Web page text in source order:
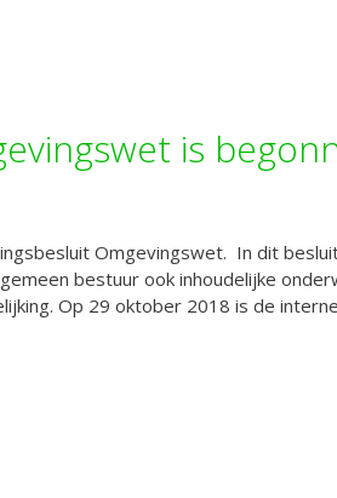
is
Omgevingswet. In dit
bestuur ook inhoudelijke
Op 29 oktober 2018 is de